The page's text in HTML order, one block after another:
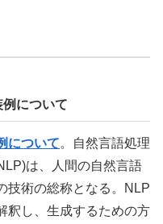
について
について。自然言語処理
は、人間の自然言語
技術の総称となる。NLP
釈し、生成するための方